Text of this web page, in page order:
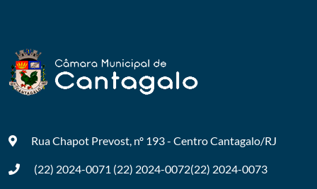
Rua Chapot Prevost, nº 193 - CentroCantagalo/RJ
(22) 2024-0071 (22) 2024-0072(22) 2024-0073